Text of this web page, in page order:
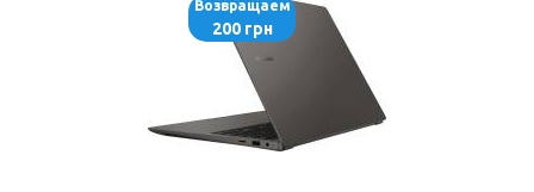
Возвращаем
200 грн